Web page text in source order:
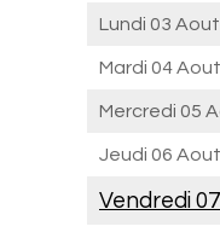
Lundi 03 Aout
Mardi 04 Aout
Mercredi 05
Jeudi 06 Aout
Vendredi